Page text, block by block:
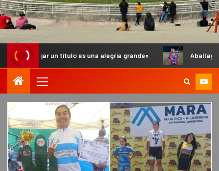
un título es una alegría grande» Aballay: «Hay que